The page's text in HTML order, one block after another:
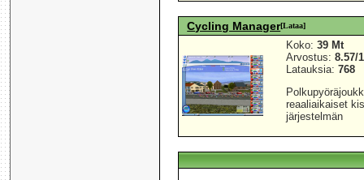
Cycling Manager[Lataa]
Koko:39 Mt
Arvostus:8.57/
Latauksia:768
reaaliaikaiset
järjestelmän